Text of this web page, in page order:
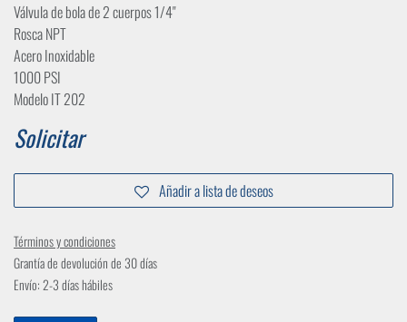
Válvula de bola de 2 cuerpos 1/4"
Rosca NPT
Acero Inoxidable
1000 PSI
Modelo IT 202
Solicitar
Añadir a lista de deseos
Términos y condiciones
Grantía de devolución de 30 días
Envío: 2-3 días hábiles